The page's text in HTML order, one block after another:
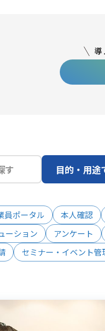
す 目的・用途
員ポータル
本人確認
ーション
アンケート
セミナー・イベント管